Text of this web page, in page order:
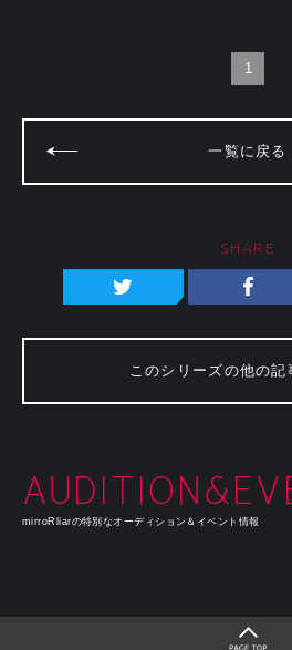
1
一覧に戻る
SHARE
このシリーズの他の記
mirroRliarの特別なオーディション＆イベント情報